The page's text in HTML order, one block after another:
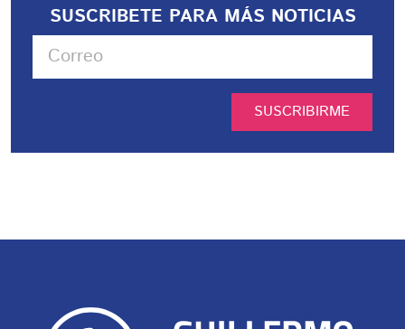
SUSCRIBETE PARA MÁS NOTICIAS
SUSCRIBIRME